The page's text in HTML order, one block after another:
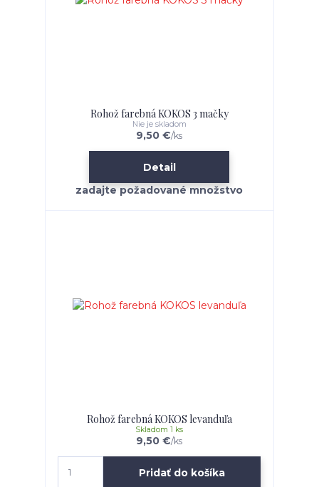
Rohož farebná KOKOS 3 mačky
9,50 €/ks
Nie je skladom
Detail
Rohož farebná KOKOS levanduľa
9,50 €/ks
Skladom 1 ks
Pridať do košíka